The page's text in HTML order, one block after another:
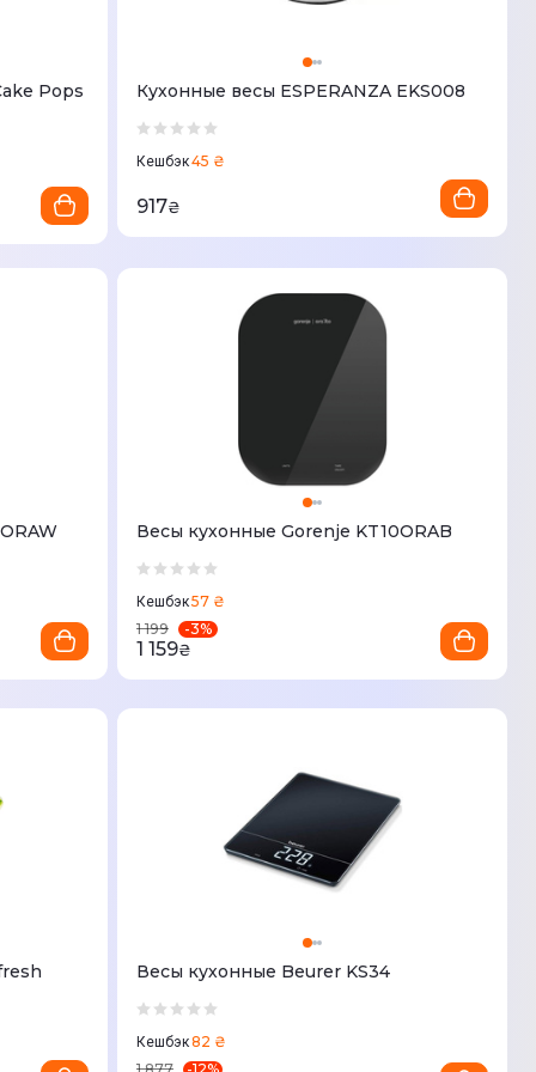
Pops Кухонные весы ESPERANZA EKS008
Кешбэк45 ₴
917₴
Весы кухонные Gorenje KT10ORAB
Кешбэк57 ₴
1 199
-3%
1 159₴
Весы кухонные Beurer KS34
Кешбэк82 ₴
-12%